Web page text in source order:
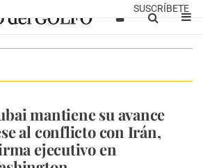
SUSCRÍBETE
mantiene su avance
al conflicto con Irán,
ejecutivo en